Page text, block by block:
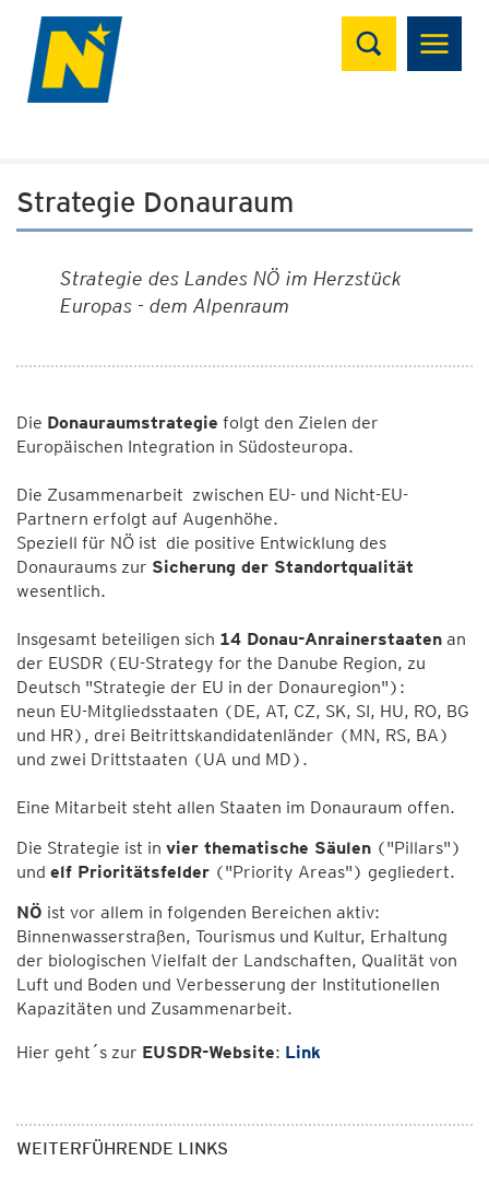
Suchen
Strategie Donauraum
Strategie des Landes NÖ im Herzstück
Europas - dem Alpenraum
Die Donauraumstrategie folgt den Zielen der
Europäischen Integration in Südosteuropa.
Die Zusammenarbeit zwischen EU- und Nicht-EU-
Partnern erfolgt auf Augenhöhe.
Speziell für NÖ ist die positive Entwicklung des
Donauraums zur Sicherung der Standortqualität
wesentlich.
Insgesamt beteiligen sich 14 Donau-Anrainerstaaten an
der EUSDR (EU-Strategy for the Danube Region, zu
Deutsch "Strategie der EU in der Donauregion"):
neun EU-Mitgliedsstaaten (DE, AT, CZ, SK, SI, HU, RO, BG
und HR), drei Beitrittskandidatenländer (MN, RS, BA)
und zwei Drittstaaten (UA und MD).
Eine Mitarbeit steht allen Staaten im Donauraum offen.
Die Strategie ist in vier thematische Säulen ("Pillars")
und elf Prioritätsfelder ("Priority Areas") gegliedert.
NÖ ist vor allem in folgenden Bereichen aktiv:
Binnenwasserstraßen, Tourismus und Kultur, Erhaltung
der biologischen Vielfalt der Landschaften, Qualität von
Luft und Boden und Verbesserung der Institutionellen
Kapazitäten und Zusammenarbeit.
Hier geht´s zur EUSDR-Website: Link
WEITERFÜHRENDE LINKS